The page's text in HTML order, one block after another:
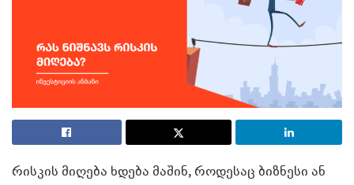
რისკის მიღება ხდება მაშინ, როდესაც ბიზნესი ან